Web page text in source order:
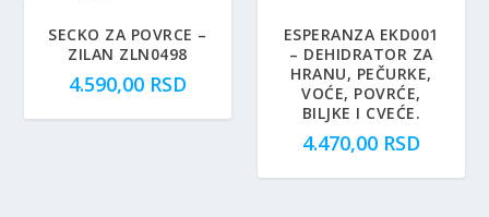
SECKO ZA POVRCE –
ZILAN ZLN0498
4.590,00 RSD
ESPERANZA EKD001
– DEHIDRATOR ZA
HRANU, PEČURKE,
VOĆE, POVRĆE,
BILJKE I CVEĆE.
4.470,00 RSD